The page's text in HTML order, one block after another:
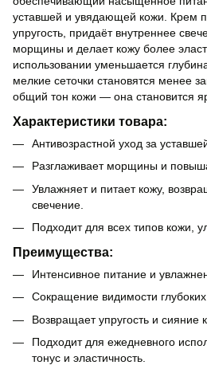
уставшей и увядающей кожи. Крем
упругость, придаёт внутреннее
морщины и делает кожу более
использовании уменьшается
мелкие сеточки становятся менее
общий тон кожи — она становится
Характеристики товара:
Антивозрастной уход за
Разглаживает морщины и
Увлажняет и питает кожу,
свечение.
Подходит для всех типов кожи,
Преимущества:
Интенсивное питание и
Сокращение видимости
Возвращает упругость и сияние
Подходит для ежедневного
тонус и эластичность.